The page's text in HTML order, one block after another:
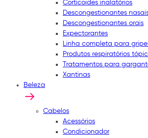
Corticoides inalatórios
Descongestionantes
Descongestionantes orais
Expectorantes
Linha completa para
Produtos respiratórios
Tratamentos para
Xantinas
Beleza
Cabelos
Acessórios
Condicionador